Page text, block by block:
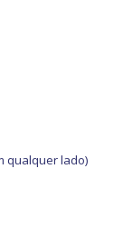
qualquer lado)